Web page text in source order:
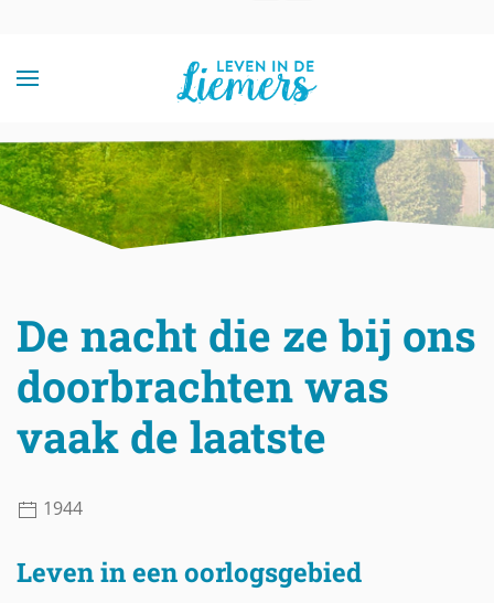
De nacht die ze bij ons
doorbrachten was
vaak de laatste
1944
Leven in een oorlogsgebied